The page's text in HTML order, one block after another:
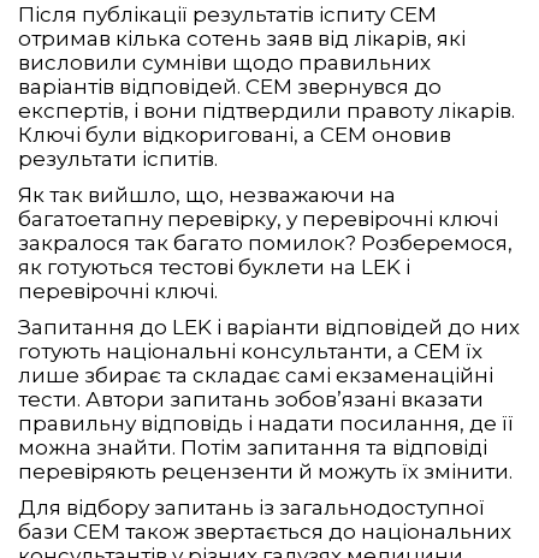
Після публікації результатів іспиту CEM
отримав кілька сотень заяв від лікарів, які
висловили сумніви щодо правильних
варіантів відповідей. СЕМ звернувся до
експертів, і вони підтвердили правоту лікарів.
Ключі були відкориговані, а СЕМ оновив
результати іспитів.
Як так вийшло, що, незважаючи на
багатоетапну перевірку, у перевірочні ключі
закралося так багато помилок? Розберемося,
як готуються тестові буклети на LEK і
перевірочні ключі.
Запитання до LEK і варіанти відповідей до них
готують національні консультанти, а СЕМ їх
лише збирає та складає самі екзаменаційні
тести. Автори запитань зобов’язані вказати
правильну відповідь і надати посилання, де її
можна знайти. Потім запитання та відповіді
перевіряють рецензенти й можуть їх змінити.
Для відбору запитань із загальнодоступної
бази СЕМ також звертається до національних